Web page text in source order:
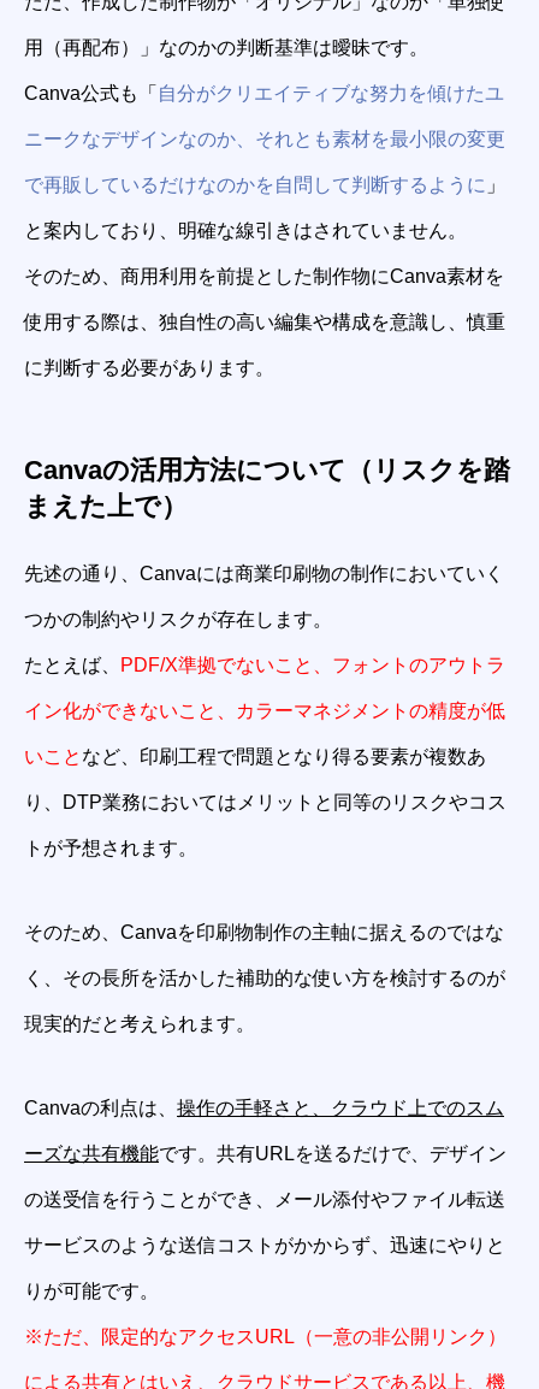
用（再配布）」なのかの判断基準は曖昧です。
Canva公式も「 自分がクリエイティブな努力を傾けたユ
ニークなデザインなのか、それとも素材を最小限の変更
で再販しているだけなのかを自問して判断するように 」
と案内しており、明確な線引きはされていません。
そのため、商用利用を前提とした制作物にCanva素材を
使用する際は、独自性の高い編集や構成を意識し、慎重
に判断する必要があります。
Canvaの活用方法について（リスクを踏
まえた上で）
先述の通り、Canvaには商業印刷物の制作においていく
つかの制約やリスクが存在します。
たとえば、 PDF/X準拠でないこと、フォントのアウトラ
イン化ができないこと、カラーマネジメントの精度が低
いこと など、印刷工程で問題となり得る要素が複数あ
り、DTP業務においてはメリットと同等のリスクやコス
トが予想されます。
そのため、Canvaを印刷物制作の主軸に据えるのではな
く、その長所を活かした補助的な使い方を検討するのが
現実的だと考えられます。
Canvaの利点は、 操作の手軽さと、クラウド上でのスム
ーズな共有機能です。共有URLを送るだけで、デザイン
の送受信を行うことができ、メール添付やファイル転送
サービスのような送信コストがかからず、迅速にやりと
りが可能です。
※ただ、限定的なアクセスURL（一意の非公開リンク）
による共有とはいえ、クラウドサービスである以上、機